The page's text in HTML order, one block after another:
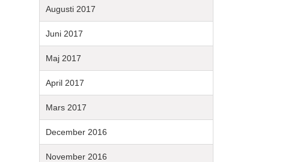
Augusti 2017
Juni 2017
Maj 2017
April 2017
Mars 2017
December 2016
November 2016